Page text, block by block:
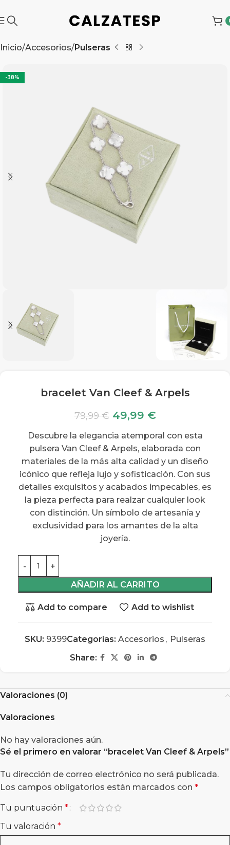
Inicio Accesorios Pulseras
-38%
bracelet Van Cleef & Arpels
79,99€ 49,99 €
Descubre la elegancia atemporal con esta
pulsera Van Cleef & Arpels, elaborada con
materiales de la más alta calidad y un diseño
icónico que refleja lujo y sofisticación. Con sus
detalles exquisitos y acabados impecables, es
la pieza perfecta para realzar cualquier look
con distinción. Un símbolo de artesanía y
exclusividad para los amantes de la alta
joyería.
AÑADIR AL CARRITO
Add to compare Add to wishlist
SKU: 9399Categorías: Accesorios , Pulseras
Share:
Valoraciones (0)
Valoraciones
No hay valoraciones aún.
Sé el primero en valorar “ bracelet Van Cleef & Arpels”
Tu dirección de correo electrónico no será publicada.
Los campos obligatorios están marcados con *
Tu puntuación *
Tu valoración *